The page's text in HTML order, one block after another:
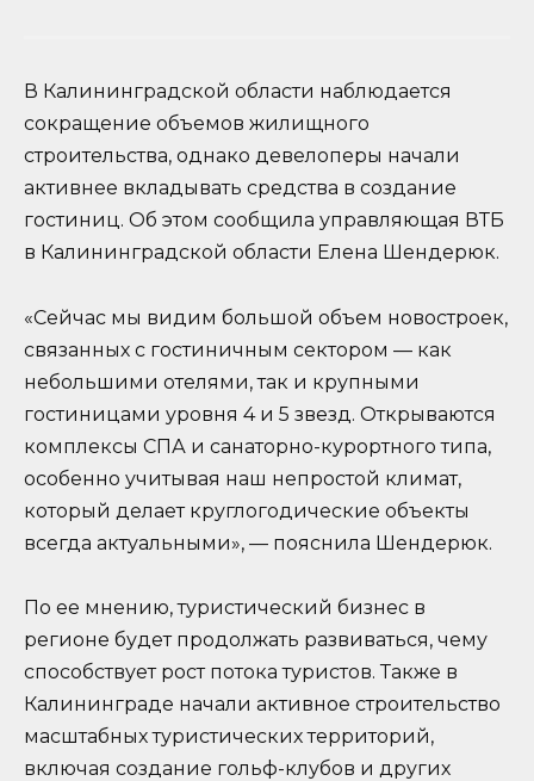
В Калининградской области наблюдается
сокращение объемов жилищного
строительства, однако девелоперы начали
активнее вкладывать средства в создание
гостиниц. Об этом сообщила управляющая ВТБ
в Калининградской области Елена Шендерюк.
«Сейчас мы видим большой объем новостроек,
связанных с гостиничным сектором — как
небольшими отелями, так и крупными
гостиницами уровня 4 и 5 звезд. Открываются
комплексы СПА и санаторно-курортного типа,
особенно учитывая наш непростой климат,
который делает круглогодические объекты
всегда актуальными», — пояснила Шендерюк.
По ее мнению, туристический бизнес в
регионе будет продолжать развиваться, чему
способствует рост потока туристов. Также в
Калининграде начали активное строительство
масштабных туристических территорий,
включая создание гольф-клубов и других